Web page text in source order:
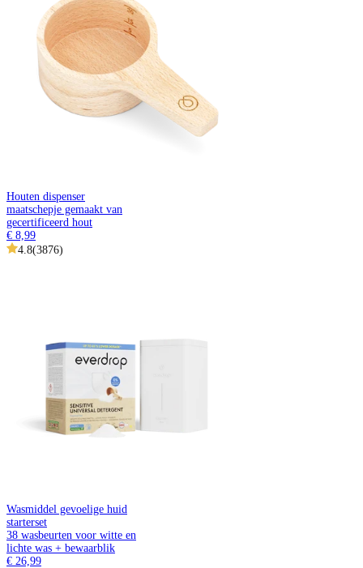
Houten dispenser
maatschepje gemaakt van
gecertificeerd hout
€ 8,99
4.8(3876)
Wasmiddel gevoelige huid
starterset
38 wasbeurten voor witte en
lichte was + bewaarblik
€ 26,99